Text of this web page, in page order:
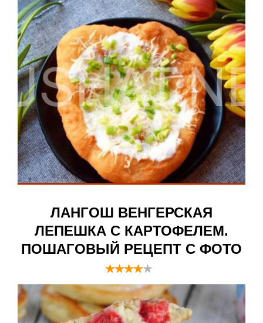
ЛАНГОШ ВЕНГЕРСКАЯ
ЛЕПЕШКА С КАРТОФЕЛЕМ.
ПОШАГОВЫЙ РЕЦЕПТ С ФОТО